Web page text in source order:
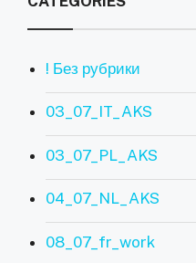
! Без рубрики
03_07_IT_AKS
03_07_PL_AKS
04_07_NL_AKS
08_07_fr_work